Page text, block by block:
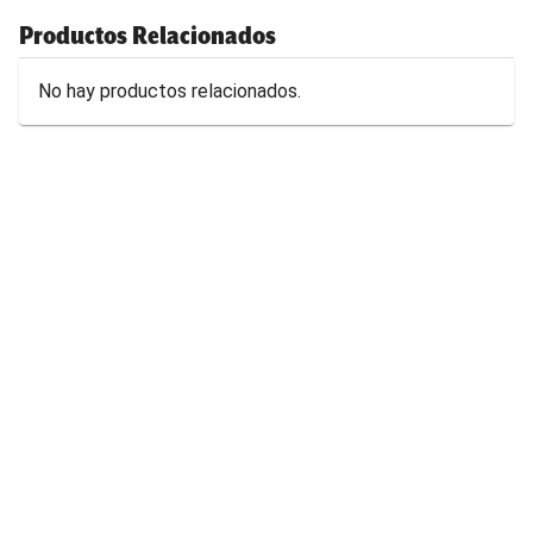
Productos Relacionados
No hay productos relacionados.